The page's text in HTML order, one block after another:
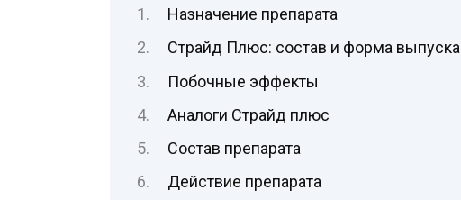
Назначение препарата
Страйд Плюс: состав и форма выпуска
Побочные эффекты
Аналоги Страйд плюс
Состав препарата
Действие препарата